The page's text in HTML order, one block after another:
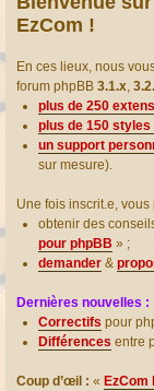
EzCom !
En ces lieux, nous
forum phpBB 3.1.x,
plus de 250
plus de 150
un support
sur mesure).
Une fois inscrit.e, vous
obtenir des
pour phpBB » ;
demander &
Dernières nouvelles :
Correctifs pour
Différences entre
Coup d’œil : « EzCom